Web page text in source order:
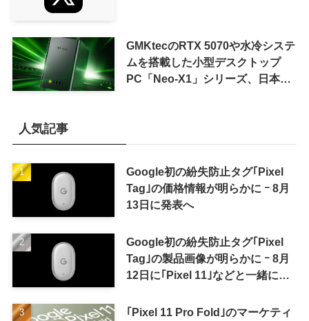
GMKtecのRTX 5070や水冷システ
ムを搭載した小型デスクトップ
PC「Neo-X1」シリーズ、日本で
人気記事
Google初の紛失防止タグ｢Pixel
Tag｣の価格情報が明らかに ｰ 8月
13日に発表へ
Google初の紛失防止タグ｢Pixel
Tag｣の製品画像が明らかに ｰ 8月
12日に｢Pixel 11｣などと一緒に発
｢Pixel 11 Pro Fold｣のマーケティ